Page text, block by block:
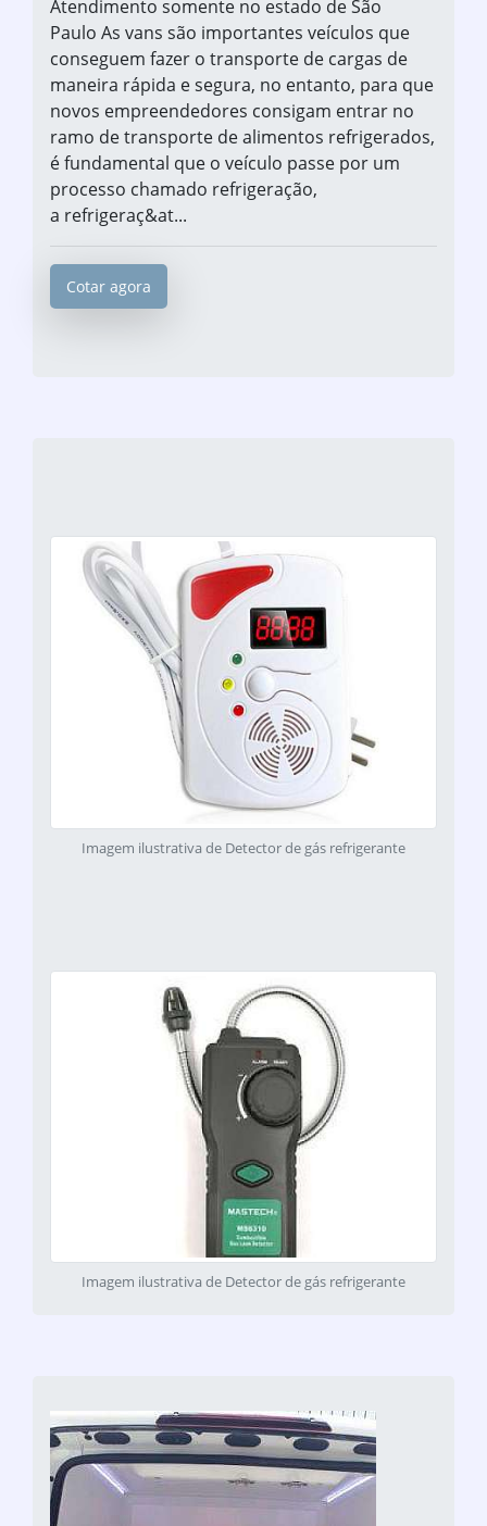
Atendimento somente no estado de São
Paulo As vans são importantes veículos que
conseguem fazer o transporte de cargas de
maneira rápida e segura, no entanto, para que
novos empreendedores consigam entrar no
ramo de transporte de alimentos refrigerados,
é fundamental que o veículo passe por um
processo chamado refrigeração,
a refrigeraç&at...
Cotar agora
Imagem ilustrativa de Detector de gás refrigerante
Imagem ilustrativa de Detector de gás refrigerante